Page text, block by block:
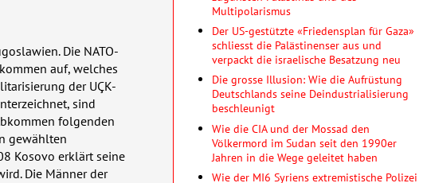
Die NATO-
auf, welches
der UÇK-
sind
folgenden
gewählten
Kosovo erklärt seine
Die Männer der
Multipolarismus
Der US-gestützte «Friedensplan für Gaza»
schliesst die Palästinenser aus und
verpackt die israelische Besatzung neu
Die grosse Illusion: Wie die Aufrüstung
Deutschlands seine Deindustrialisierung
beschleunigt
Wie die CIA und der Mossad den
Völkermord im Sudan seit den 1990er
Jahren in die Wege geleitet haben
Wie der MI6 Syriens extremistische Polizei